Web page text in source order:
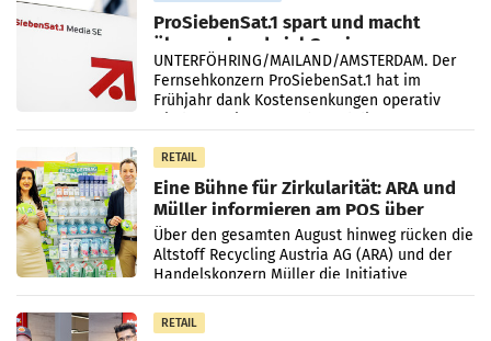
ProSiebenSat.1 spart und macht
überraschend viel Gewinn
UNTERFÖHRING/MAILAND/AMSTERDAM. Der
Fernsehkonzern ProSiebenSat.1 hat im
Frühjahr dank Kostensenkungen operativ
RETAIL
Eine Bühne für Zirkularität: ARA und
Müller informieren am POS über
Kreislauffähigkeit
Über den gesamten August hinweg rücken die
Altstoff Recycling Austria AG (ARA) und der
Handelskonzern Müller die Initiative
„Kreislauf-Helden“ in allen österreichischen
Müller-Filialen
RETAIL